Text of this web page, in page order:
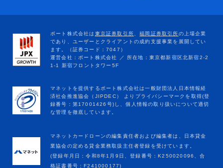
マネットカードローンの編集責任者および編集者は、日本貸金
業協会の定める貸金業務取扱主任者登録を受けています。
(登録年月日：令和8年1月9日、登録番号：K250020096、合
格証書番号：F241000177)